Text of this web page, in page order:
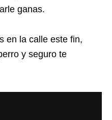
ganas.
en la calle este fin,
y seguro te